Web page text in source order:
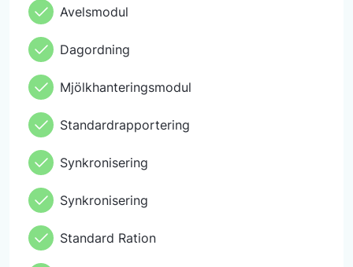
Avelsmodul
Dagordning
Mjölkhanteringsmodul
Standardrapportering
Synkronisering
Synkronisering
Standard Ration